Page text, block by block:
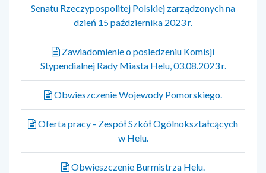
Senatu Rzeczypospolitej Polskiej zarządzonych na
dzień 15 października 2023 r.
Zawiadomienie o posiedzeniu Komisji
Stypendialnej Rady Miasta Helu, 03.08.2023 r.
Obwieszczenie Wojewody Pomorskiego.
Oferta pracy - Zespół Szkół Ogólnokształcących
w Helu.
Obwieszczenie Burmistrza Helu.